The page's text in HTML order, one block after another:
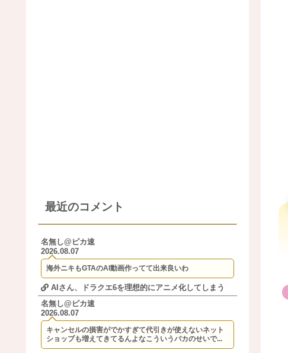
最近のコメント
名無し@ピカ速
2026.08.07
海外ニキもGTAのAI動画作ってて出来良いわ
AIさん、ドラクエ6を理想的にアニメ化してしまう
名無し@ピカ速
2026.08.07
キャンセルの損害がでかすぎて代引きが使えないネット
ショップも増えてきてるんよなこういうバカのせいで...